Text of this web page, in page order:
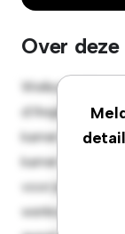
Over
Welkom bij je
d'Angleterre,
kamer biedt
kamer is
voor je gemak
werkruimte en